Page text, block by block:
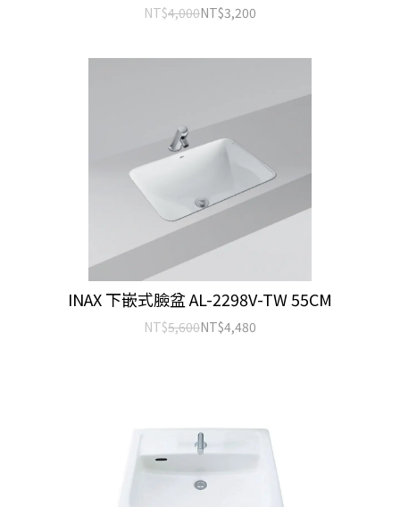
NT$4,000NT$3,200
INAX 下嵌式臉盆 AL-2298V-TW 55CM
NT$5,600NT$4,480